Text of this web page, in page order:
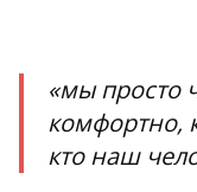
«мы просто
комфортно,
кто наш